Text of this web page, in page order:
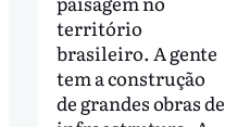
território
brasileiro. A gente
tem a construção
de grandes obras de